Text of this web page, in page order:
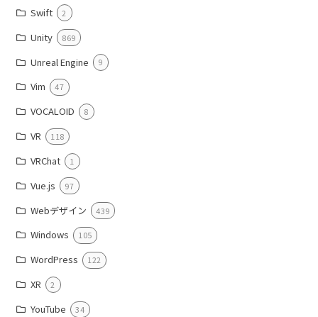
Swift 2
Unity 869
Unreal Engine 9
Vim 47
VOCALOID 8
VR 118
VRChat 1
Vue.js 97
Webデザイン 439
Windows 105
WordPress 122
XR 2
YouTube 34